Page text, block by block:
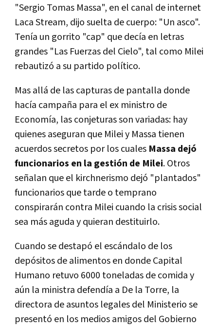
"Sergio Tomas Massa", en el canal de internet
Laca Stream, dijo suelta de cuerpo: "Un asco".
Tenía un gorrito "cap" que decía en letras
grandes "Las Fuerzas del Cielo", tal como Milei
rebautizó a su partido político.
Mas allá de las capturas de pantalla donde
hacía campaña para el ex ministro de
Economía, las conjeturas son variadas: hay
quienes aseguran que Milei y Massa tienen
acuerdos secretos por los cuales Massa dejó
funcionarios en la gestión de Milei. Otros
señalan que el kirchnerismo dejó "plantados"
funcionarios que tarde o temprano
conspirarán contra Milei cuando la crisis social
sea más aguda y quieran destituirlo.
Cuando se destapó el escándalo de los
depósitos de alimentos en donde Capital
Humano retuvo 6000 toneladas de comida y
aún la ministra defendía a De la Torre, la
directora de asuntos legales del Ministerio se
presentó en los medios amigos del Gobierno